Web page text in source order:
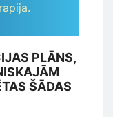
PLĀNS,
ŠĀDAS